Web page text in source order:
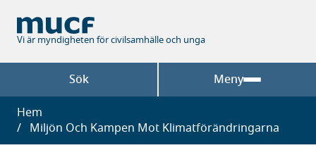
huvudinnehåll
Vi är myndigheten för civilsamhälle och unga
Sök Meny
Länkstig
Hem
Miljön Och Kampen Mot Klimatförändringarna